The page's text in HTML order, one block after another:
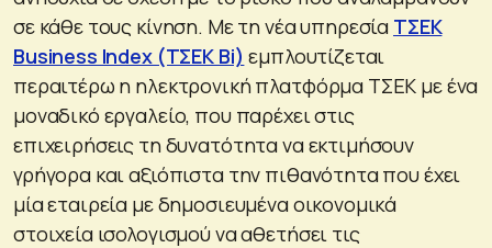
σε κάθε τους κίνηση. Mε τη νέα υπηρεσία TΣΕΚ
Business Index (ΤΣΕΚ Bi) εμπλουτίζεται
περαιτέρω η ηλεκτρονική πλατφόρμα ΤΣΕΚ με ένα
μοναδικό εργαλείο, που παρέχει στις
επιχειρήσεις τη δυνατότητα να εκτιμήσουν
γρήγορα και αξιόπιστα την πιθανότητα που έχει
μία εταιρεία με δημοσιευμένα οικονομικά
στοιχεία ισολογισμού να αθετήσει τις